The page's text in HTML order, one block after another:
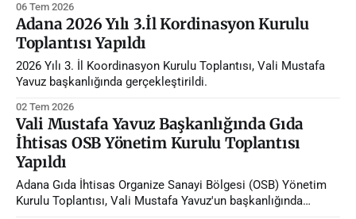
06 Tem 2026
Adana 2026 Yılı 3.İl Kordinasyon Kurulu
Toplantısı Yapıldı
2026 Yılı 3. İl Koordinasyon Kurulu Toplantısı, Vali Mustafa
Yavuz başkanlığında gerçekleştirildi.
02 Tem 2026
Vali Mustafa Yavuz Başkanlığında Gıda
İhtisas OSB Yönetim Kurulu Toplantısı
Yapıldı
Adana Gıda İhtisas Organize Sanayi Bölgesi (OSB) Yönetim
Kurulu Toplantısı, Vali Mustafa Yavuz'un başkanlığında